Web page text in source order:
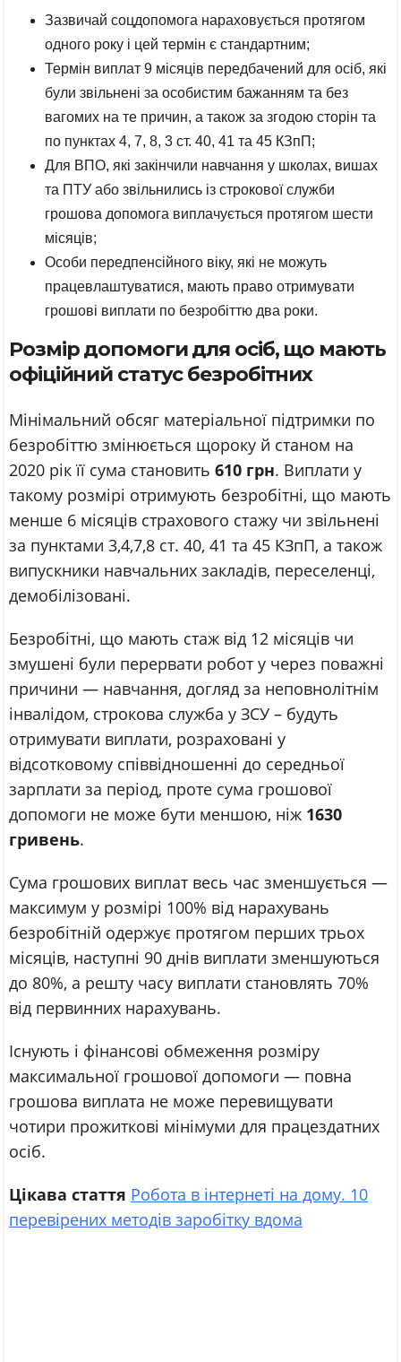
Зазвичай соцдопомога нараховується протягом
одного року і цей термін є стандартним;
Термін виплат 9 місяців передбачений для осіб, які
були звільнені за особистим бажанням та без
вагомих на те причин, а також за згодою сторін та
по пунктах 4, 7, 8, 3 ст. 40, 41 та 45 КЗпП;
Для ВПО, які закінчили навчання у школах, вишах
та ПТУ або звільнились із строкової служби
грошова допомога виплачується протягом шести
місяців;
Особи передпенсійного віку, які не можуть
працевлаштуватися, мають право отримувати
грошові виплати по безробіттю два роки.
Розмір допомоги для осіб, що мають
офіційний статус безробітних
Мінімальний обсяг матеріальної підтримки по
безробіттю змінюється щороку й станом на
2020 рік її сума становить 610 грн. Виплати у
такому розмірі отримують безробітні, що мають
менше 6 місяців страхового стажу чи звільнені
за пунктами 3,4,7,8 ст. 40, 41 та 45 КЗпП, а також
випускники навчальних закладів, переселенці,
демобілізовані.
Безробітні, що мають стаж від 12 місяців чи
змушені були перервати робот у через поважні
причини — навчання, догляд за неповнолітнім
інвалідом, строкова служба у ЗСУ – будуть
отримувати виплати, розраховані у
відсотковому співвідношенні до середньої
зарплати за період, проте сума грошової
допомоги не може бути меншою, ніж 1630
гривень.
Сума грошових виплат весь час зменшується —
максимум у розмірі 100% від нарахувань
безробітній одержує протягом перших трьох
місяців, наступні 90 днів виплати зменшуються
до 80%, а решту часу виплати становлять 70%
від первинних нарахувань.
Існують і фінансові обмеження розміру
максимальної грошової допомоги — повна
грошова виплата не може перевищувати
чотири прожиткові мінімуми для працездатних
осіб.
Цікава стаття Робота в інтернеті на дому. 10
перевірених методів заробітку вдома